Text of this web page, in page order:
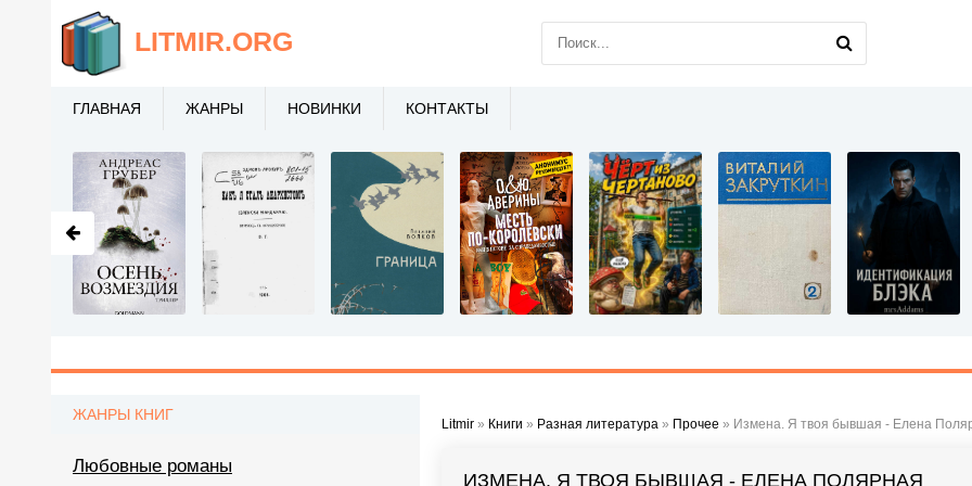
Litmir » Книги » Разная литература » Прочее » Измена. Я твоя бывшая - Елена
ИЗМЕНА. Я ТВОЯ БЫВШАЯ - ЕЛЕНА ПОЛЯРНАЯ
ЖАНРЫ КНИГ
Любовные романы
LITMIR.ORG
ГЛАВНАЯ ЖАНРЫ НОВИНКИ КОНТАКТЫ